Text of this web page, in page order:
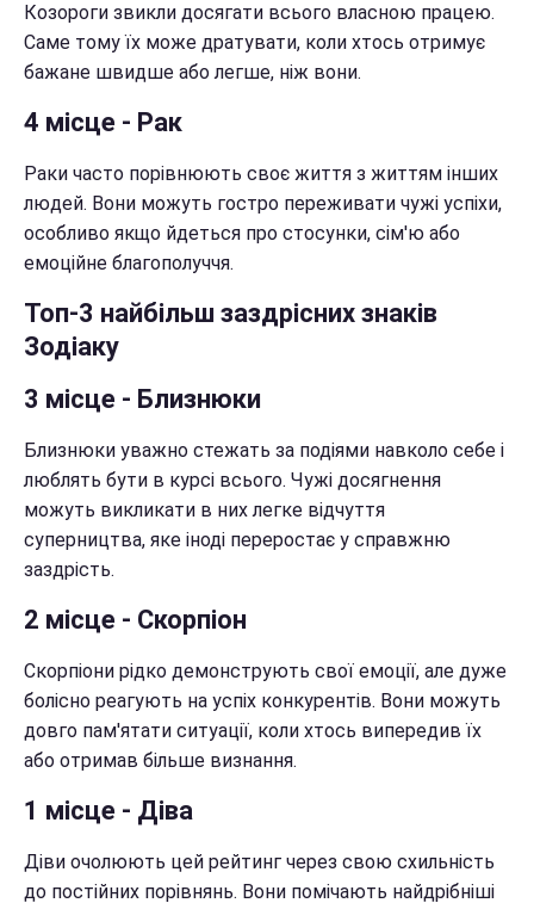
Козороги звикли досягати всього власною працею.
Саме тому їх може дратувати, коли хтось отримує
бажане швидше або легше, ніж вони.
4 місце - Рак
Раки часто порівнюють своє життя з життям інших
людей. Вони можуть гостро переживати чужі успіхи,
особливо якщо йдеться про стосунки, сім'ю або
емоційне благополуччя.
Топ-3 найбільш заздрісних знаків
Зодіаку
3 місце - Близнюки
Близнюки уважно стежать за подіями навколо себе і
люблять бути в курсі всього. Чужі досягнення
можуть викликати в них легке відчуття
суперництва, яке іноді переростає у справжню
заздрість.
2 місце - Скорпіон
Скорпіони рідко демонструють свої емоції, але дуже
болісно реагують на успіх конкурентів. Вони можуть
довго пам'ятати ситуації, коли хтось випередив їх
або отримав більше визнання.
1 місце - Діва
Діви очолюють цей рейтинг через свою схильність
до постійних порівнянь. Вони помічають найдрібніші